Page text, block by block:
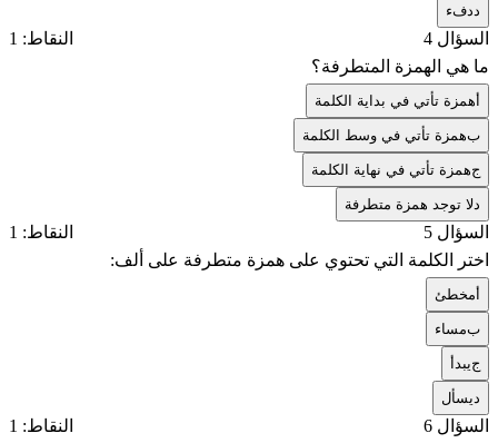
دفء
السؤال 4
النقاط: 1
ما هي الهمزة المتطرفة؟
همزة تأتي في بداية الكلمة
بهمزة تأتي في وسط الكلمة
جهمزة تأتي في نهاية الكلمة
لا توجد همزة متطرفة
السؤال 5
النقاط: 1
اختر الكلمة التي تحتوي على همزة متطرفة على ألف:
مخطئ
بمساء
جيبدأ
يسأل
السؤال 6
النقاط: 1